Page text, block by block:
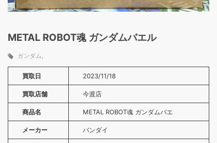
METAL ROBOT魂 ガンダムバエル
ガンダム
買取日 2023/11/18
買取店舗 今渡店
商品名 METAL ROBOT魂 ガンダムバエ
メーカー バンダイ